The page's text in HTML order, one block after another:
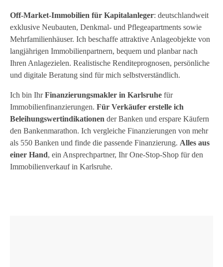
Off‑Market‑Immobilien für Kapitalanleger: deutschlandweit
exklusive Neubauten, Denkmal‑ und Pflegeapartments sowie
Mehrfamilienhäuser. Ich beschaffe attraktive Anlageobjekte von
langjährigen Immobilienpartnern, bequem und planbar nach
Ihren Anlagezielen. Realistische Renditeprognosen, persönliche
und digitale Beratung sind für mich selbstverständlich.
Ich bin IhrFinanzierungsmakler in Karlsruhe für
Immobilienfinanzierungen. Für Verkäufer erstelle ich
Beleihungswertindikationen der Banken und erspare Käufern
den Bankenmarathon. Ich vergleiche Finanzierungen von mehr
als 550 Banken und finde die passende Finanzierung. Alles aus
einer Hand, ein Ansprechpartner, Ihr One‑Stop‑Shop für den
Immobilienverkauf in Karlsruhe.